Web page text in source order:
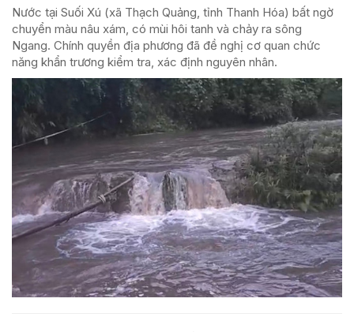
Nước tại Suối Xú (xã Thạch Quảng, tỉnh Thanh Hóa) bất ngờ
chuyển màu nâu xám, có mùi hôi tanh và chảy ra sông
Ngang. Chính quyền địa phương đã đề nghị cơ quan chức
năng khẩn trương kiểm tra, xác định nguyên nhân.